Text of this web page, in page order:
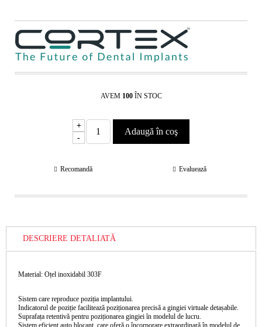
AVEM 100 ÎN STOC
+
-
Recomandă Evaluează
DESCRIERE DETALIATĂ
Material: Oțel inoxidabil 303F
Sistem care reproduce poziția implantului.
Indicatorul de poziție facilitează poziționarea precisă a gingiei virtuale detașabile.
Suprafața retentivă pentru poziționarea gingiei în modelul de lucru.
Sistem eficient auto blocant, care oferă o încorporare extraordinară în modelul de